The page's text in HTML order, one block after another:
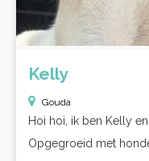
Kelly
Gouda
Hoi hoi, ik ben Kelly
Opgegroeid met